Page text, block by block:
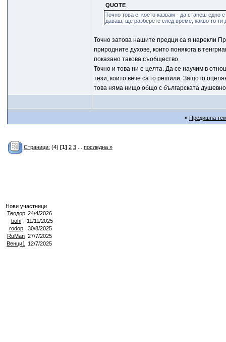
QUOTE
Точно това е, което казвам - да станеш едно
даваш, ще разберете след време, какво то
Точно затова нашите предци са я нарекли
природните духове, които понякога в
показано такова съобщество.
Точно и това ни е целта. Да се научим в
тези, които вече са го решили. Защото
това няма нищо общо с българската
« Предишна
Страници: (4) [1] 2 3... последна »
Нови участници
Теодор 24/4/2026
bohi
11/11/2025
rodop
30/8/2025
RuMan 27/7/2025
Венци1
12/7/2025